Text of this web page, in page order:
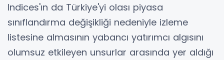
Indices'ın da Türkiye'yi olası piyasa
sınıflandırma değişikliği nedeniyle izleme
listesine almasının yabancı yatırımcı algısını
olumsuz etkileyen unsurlar arasında yer aldığı